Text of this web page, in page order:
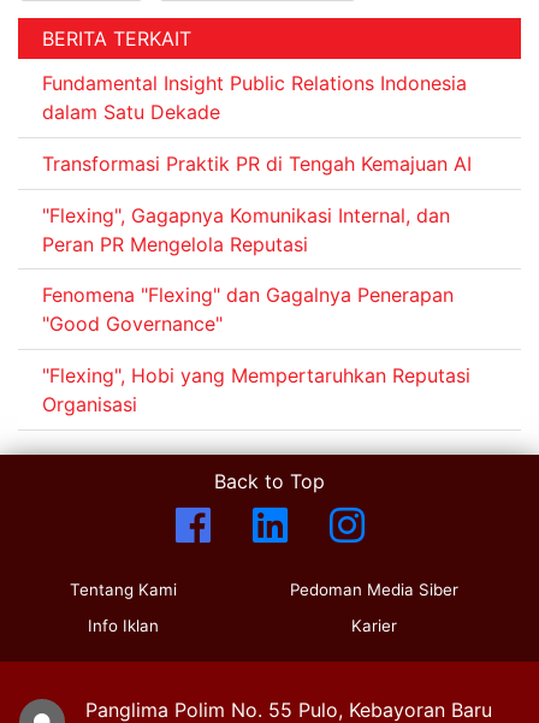
BERITA TERKAIT
Fundamental Insight Public Relations Indonesia
dalam Satu Dekade
Transformasi Praktik PR di Tengah Kemajuan AI
"Flexing", Gagapnya Komunikasi Internal, dan
Peran PR Mengelola Reputasi
Fenomena "Flexing" dan Gagalnya Penerapan
"Good Governance"
"Flexing", Hobi yang Mempertaruhkan Reputasi
Organisasi
Back to Top
Tentang Kami
Info Iklan
Pedoman Media Siber
Karier
Panglima Polim No. 55 Pulo, Kebayoran Baru